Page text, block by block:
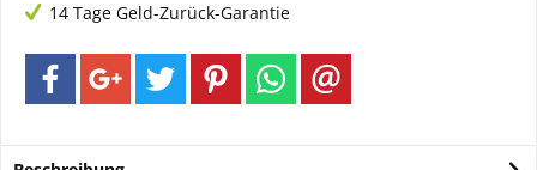
14 Tage Geld-Zurück-Garantie